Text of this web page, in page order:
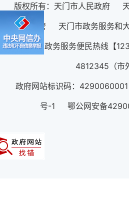
版权所有：天门市人民政府
管 天门市政务服务和
12345政务服务便民热线【
4812345（市
政府网站标识码：
号-1 鄂公网安备